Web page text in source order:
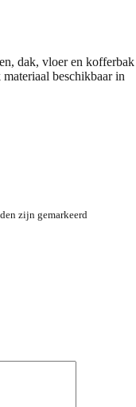
dak, vloer en kofferbak
beschikbaar in
zijn gemarkeerd